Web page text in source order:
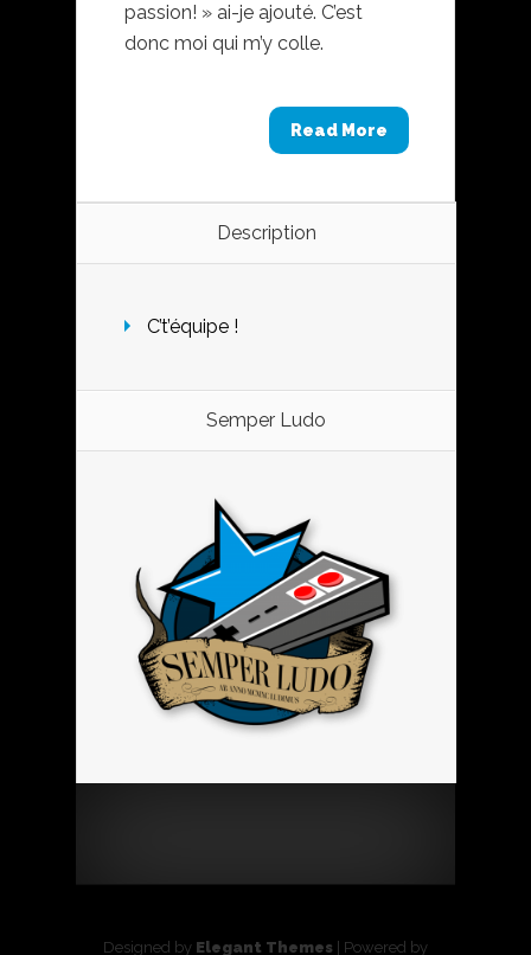
passion! » ai-je ajouté. C’est
donc moi qui m’y colle.
Read More
Description
C’t’équipe !
Semper Ludo
Designed by Elegant Themes | Powered by